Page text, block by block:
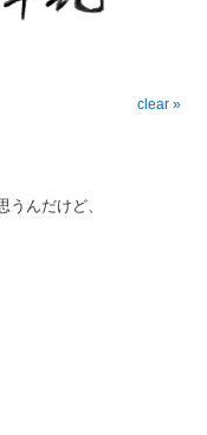
clear »
うんだけど、